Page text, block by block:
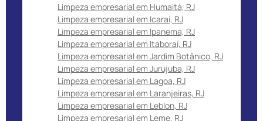
Limpeza empresarial em Humaitá, RJ
Limpeza empresarial em Icaraí, RJ
Limpeza empresarial em Ipanema, RJ
Limpeza empresarial em Itaboraí, RJ
Limpeza empresarial em Jardim Botânico, RJ
Limpeza empresarial em Jurujuba, RJ
Limpeza empresarial em Lagoa, RJ
Limpeza empresarial em Laranjeiras, RJ
Limpeza empresarial em Leblon, RJ
Limpeza empresarial em Leme, RJ